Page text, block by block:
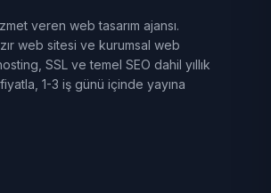
veren web tasarım ajansı.
web sitesi ve kurumsal web
SSL ve temel SEO dahil yıllık
1-3 iş günü içinde yayına